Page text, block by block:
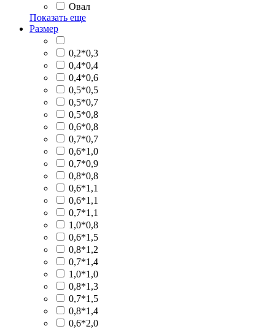
Овал
Показать еще
Размер
0,2*0,3
0,4*0,4
0,4*0,6
0,5*0,5
0,5*0,7
0,5*0,8
0,6*0,8
0,7*0,7
0,6*1,0
0,7*0,9
0,8*0,8
0,6*1,1
0,6*1,1
0,7*1,1
1,0*0,8
0,6*1,5
0,8*1,2
0,7*1,4
1,0*1,0
0,8*1,3
0,7*1,5
0,8*1,4
0,6*2,0